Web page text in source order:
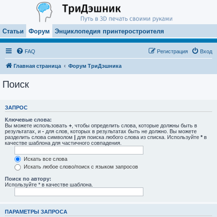
Статьи Форум Энциклопедия принтеростроителя
FAQ Вход
Регистрация
Главная страница Форум ТриДэшника
Поиск
ЗАПРОС
Ключевые слова:
Вы можете использовать + , чтобы определить слова, которые должны быть в
результатах, и - для слов, которых в результатах быть не должно. Вы можете
разделить слова символом | для поиска любого слова из списка. Используйте * в
качестве шаблона для частичного совпадения.
Искать все слова
Искать любое слово/поиск с языком запросов
Поиск по автору:
Используйте * в качестве шаблона.
ПАРАМЕТРЫ ЗАПРОСА